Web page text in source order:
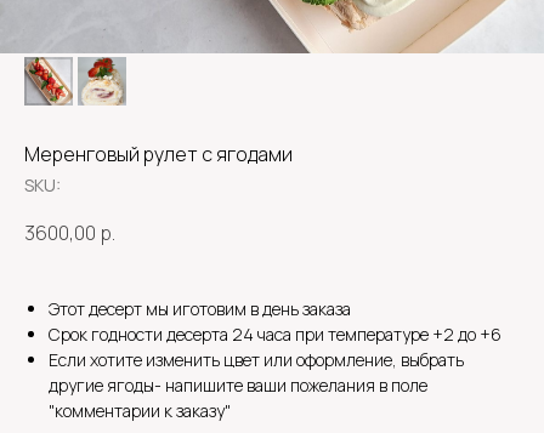
Меренговый рулет с ягодами
SKU:
3600,00 р.
Этот десерт мы иготовим в день заказа
Срок годности десерта 24 часа при температуре +2 до +6
Если хотите изменить цвет или оформление, выбрать
другие ягоды- напишите ваши пожелания в поле
"комментарии к заказу"